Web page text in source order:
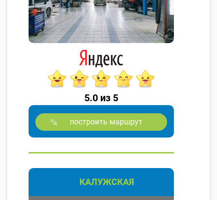
5.0 из 5
построить маршрут
КАЛУЖСКАЯ